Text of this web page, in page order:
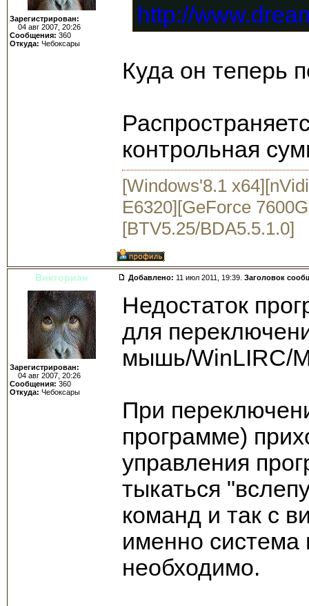
Зарегистрирован:
04 авг 2007, 20:26
Сообщения: 360
Откуда: Чебоксары
http://
Куда он теперь
контрольная
[Windows'8.1
E6320][GeForce
[BTV5.25/BDA5.5.1.0]
Викториан Добавлено: 11 июл 2011, 19:39. Заголовок
Зарегистрирован:
04 авг 2007, 20:26
Сообщения: 360
Откуда: Чебоксары
Недостаток
для
мышь/WinLIRC/
При
программе)
управления
тыкаться
команд и так с
именно система
необходимо.